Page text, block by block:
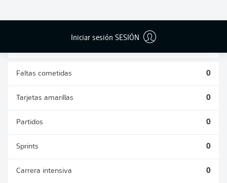
Iniciar sesión SESIÓN
DIVIDIDOS
0
AÉREOS
0
Faltas cometidas 0
Tarjetas amarillas 0
Partidos 0
Sprints 0
Carrera intensiva 0